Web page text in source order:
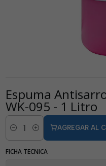
Espuma
WK-095 - 1 Litro
Cantidad
AGREGAR AL
FICHA TECNICA